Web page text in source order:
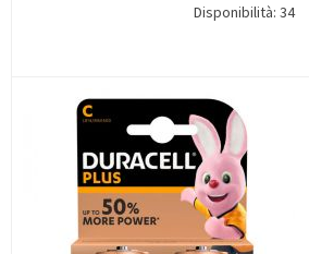
Disponibilità: 34